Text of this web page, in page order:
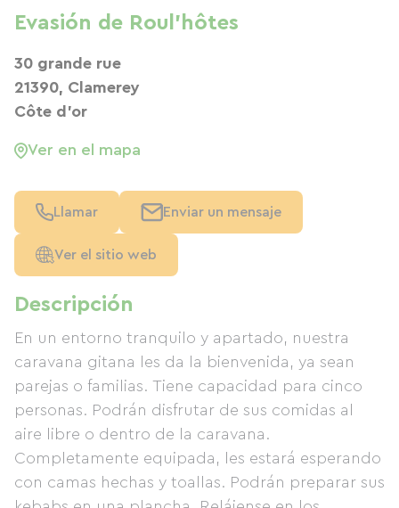
Descripción
En un entorno tranquilo y apartado, nuestra
caravana gitana les da la bienvenida, ya sean
parejas o familias. Tiene capacidad para cinco
personas. Podrán disfrutar de sus comidas al
aire libre o dentro de la caravana.
Completamente equipada, les estará esperando
con camas hechas y toallas. Podrán preparar sus
Evasión de Roul'hôtes
30 grande rue
21390, Clamerey
Côte d'or
Ver en el mapa
Llamar Enviar un mensaje
Ver el sitio web